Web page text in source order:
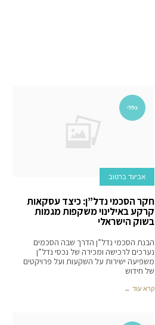
כללי
אביעד ברטוב
חקר הסכמי נדל”ן: כיצד עסקאות
קרקע באילינוי משקפות מגמות
בשוק הישראלי
הבנת הסכמי נדל”ן הדרך שבה הסכמים
נערכים לרכישה ומכירה של נכסי נדל”ן
משפיעה ישירות על השקעות ועל פרויקטים
של חידוש
קרא עוד ←